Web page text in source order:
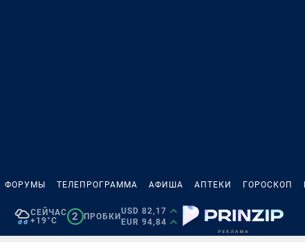
ФОРУМЫ ТЕЛЕПРОГРАММА АФИША АПТЕКИ ГОРОСКОП
СЕЙЧАС
+19°C
2 ПРОБКИ
USD 82,17
EUR 94,84